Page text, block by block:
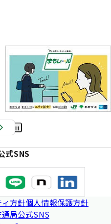
Pa
e
式SNS
方針個人情報保護方針
局公式SNS